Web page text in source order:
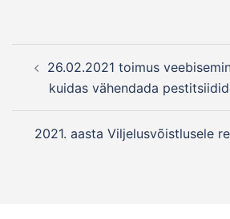
navigation
26.02.2021 toimus
kuidas vähendada
2021. aasta Viljelusvõistlusele